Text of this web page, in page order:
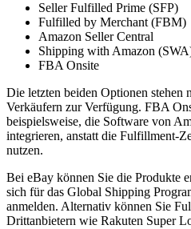
Seller Fulfilled Prime (SFP)
Fulfilled by Merchant (FBM)
Amazon Seller Central
Shipping with Amazon
FBA Onsite
Die letzten beiden Optionen stehen
Verkäufern zur Verfügung. FBA
beispielsweise, die Software von
integrieren, anstatt die Fulfillment-
nutzen.
Bei eBay können Sie die Produkte
sich für das Global Shipping
anmelden. Alternativ können Sie
Drittanbietern wie Rakuten Super